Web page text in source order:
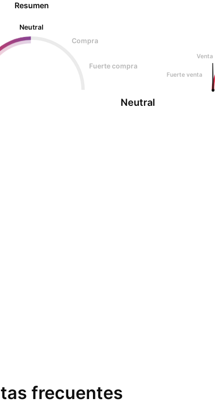
Resumen
Neutral
Compra
Fuerte compra
Neutral
Venta
Fuerte venta
frecuentes